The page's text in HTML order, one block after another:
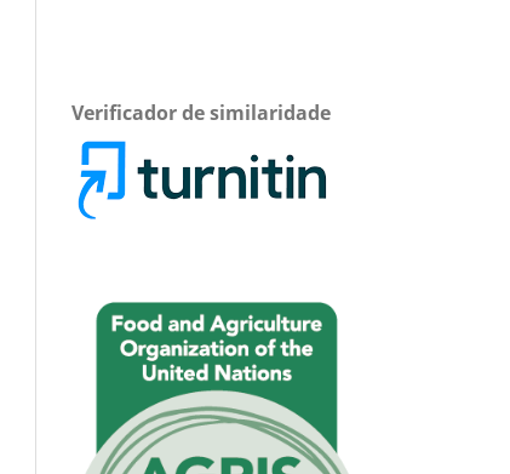
Verificador de similaridade